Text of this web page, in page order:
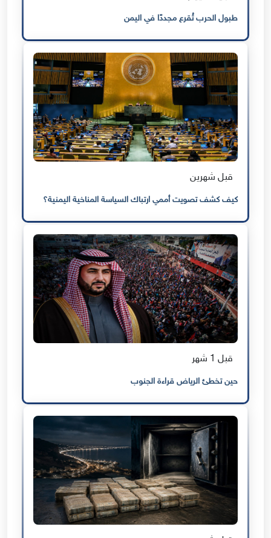
طبول الحرب تُقرع مجددًا في اليمن
قبل شهرين
كيف كشف تصويت أممي ارتباك السياسة المناخية اليمنية؟
قبل 1 شهر
حين تخطئ الرياض قراءة الجنوب